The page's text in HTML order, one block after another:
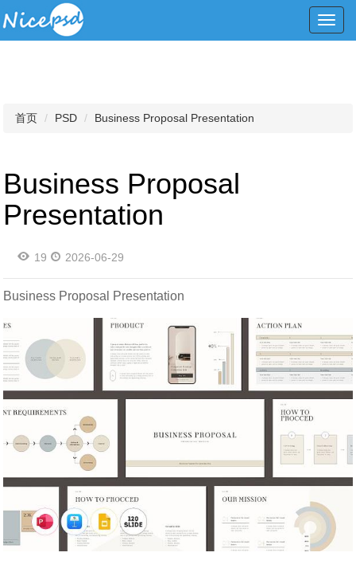
首页 PSD Business Proposal Presentation
Business Proposal
Presentation
19 2026-06-29
Business Proposal Presentation